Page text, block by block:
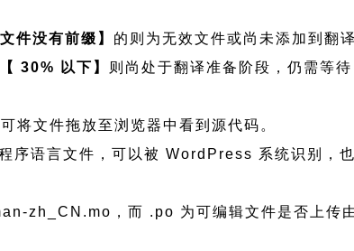
文件没有前缀】 的则为无效文件或尚未添加到翻
【 30% 以下】 则尚处于翻译准备阶段，仍需等
文件拖放至浏览器中看到源代码。
语言文件，可以被 WordPress 系统识别，也
zh_CN.mo，而 .po 为可编辑文件是否上传